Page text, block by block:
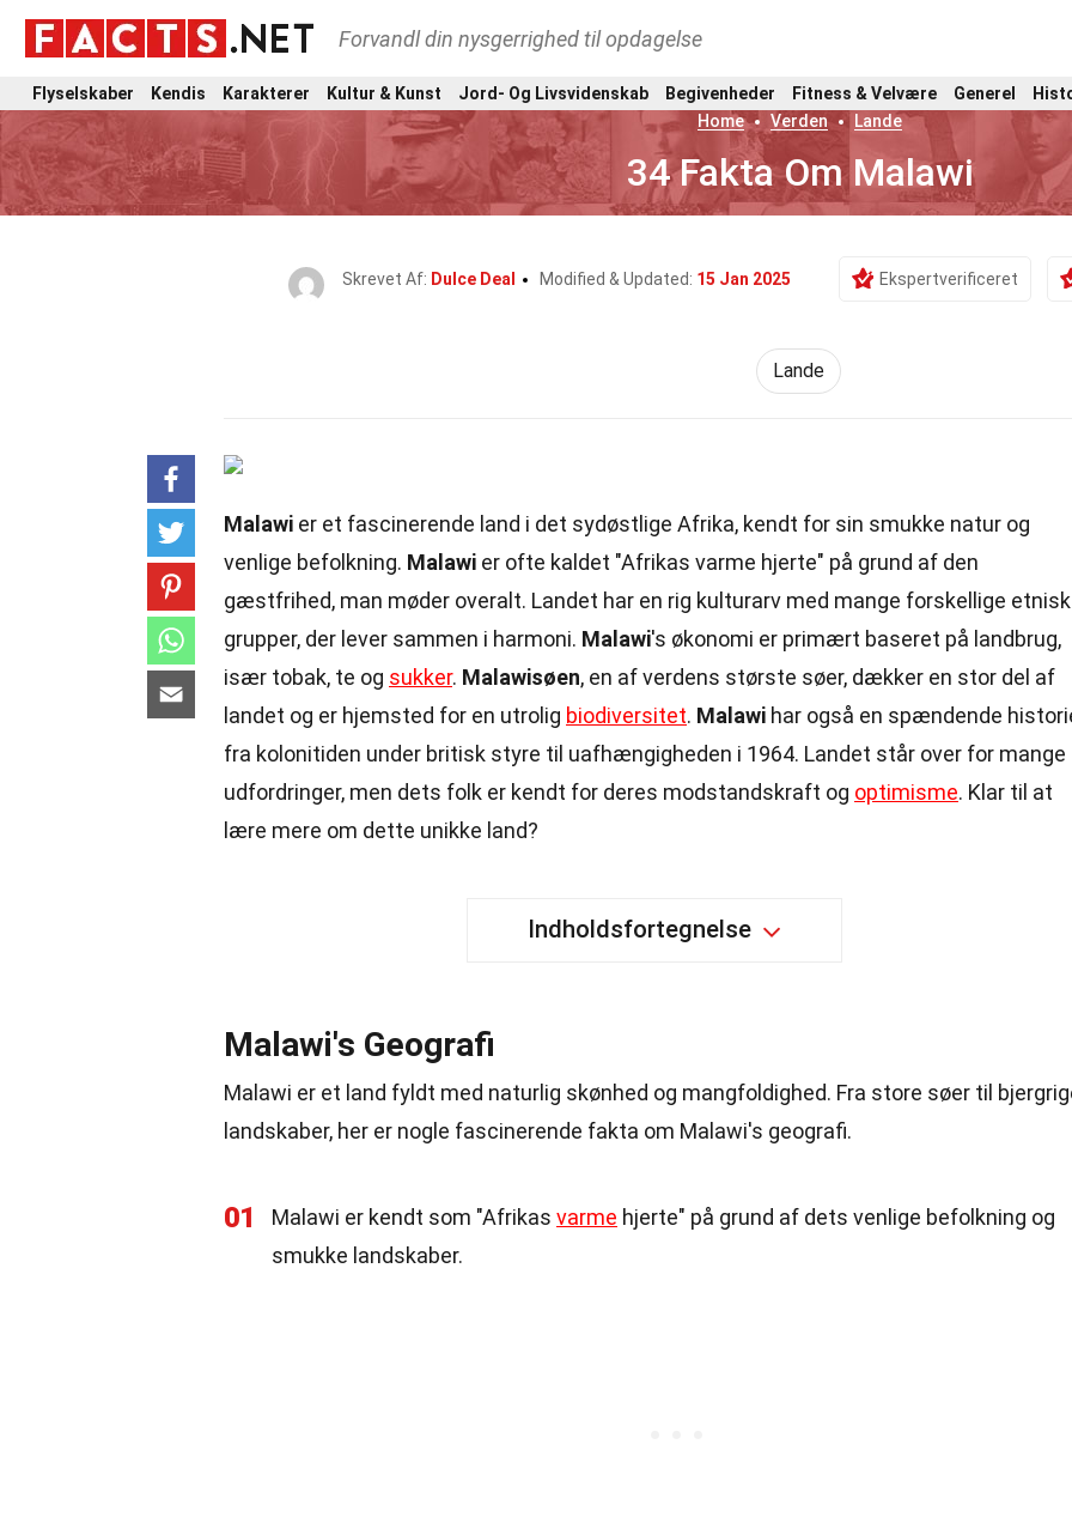
Forvandl din nysgerrighed til opdagelse
Flyselskaber Kendis Karakterer Kultur & Kunst Jord- Og Livsvidenskab Begivenheder Fitness & Velvære Generel
Home
Verden Lande
34 Fakta Om Malawi
Skrevet Af: Dulce Deal Modified & Updated: 15 Jan 2025 Ekspertverificeret
Lande
Malawi er et fascinerende land i det sydøstlige Afrika, kendt for sin smukke natur og
venlige befolkning. Malawi er ofte kaldet "Afrikas varme hjerte" på grund af den
gæstfrihed, man møder overalt. Landet har en rig kulturarv med mange forskellige
grupper, der lever sammen i harmoni. Malawi's økonomi er primært baseret på landbrug,
især tobak, te og sukker. Malawisøen, en af verdens største søer, dækker en stor del af
landet og er hjemsted for en utrolig biodiversitet. Malawi har også en spændende
fra kolonitiden under britisk styre til uafhængigheden i 1964. Landet står over for mange
udfordringer, men dets folk er kendt for deres modstandskraft og optimisme. Klar til at
lære mere om dette unikke land?
Indholdsfortegnelse
Malawi's Geografi
Malawi er et land fyldt med naturlig skønhed og mangfoldighed. Fra store søer til
landskaber, her er nogle fascinerende fakta om Malawi's geografi.
01 Malawi er kendt som "Afrikas varme hjerte" på grund af dets venlige befolkning og
smukke landskaber.